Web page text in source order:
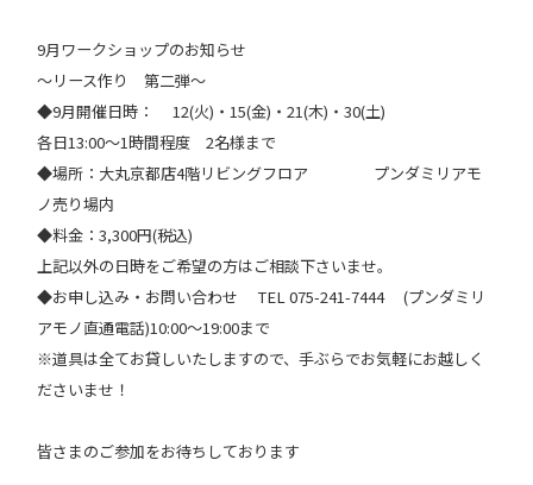
9月ワークショップのお知らせ
〜リース作り 第二弾〜
◆9月開催日時： 12(火)・15(金)・21(木)・30(土)
各日13:00〜1時間程度 2名様まで
◆場所：大丸京都店4階リビングフロア プンダミリアモ
ノ売り場内
◆料金：3,300円(税込)
上記以外の日時をご希望の方はご相談下さいませ。
◆お申し込み・お問い合わせ TEL 075-241-7444 (プンダミリ
アモノ直通電話)10:00〜19:00まで
※道具は全てお貸しいたしますので、手ぶらでお気軽にお越しく
ださいませ！
皆さまのご参加をお待ちしております